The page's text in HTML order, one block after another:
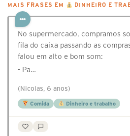
MAIS FRASES EM DINHEIRO E
No supermercado, compramos
fila do caixa passando as
falou em alto e bom som:
- Pa…
(Nicolas, 6 anos)
Comida Dinheiro e trabalho